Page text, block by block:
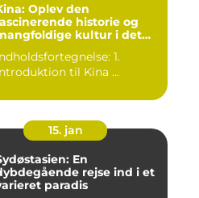
Oplev den
historie og
kultur i det
1.
Introduktion til Kina ...
15. jan
En
rejse ind i et
paradis